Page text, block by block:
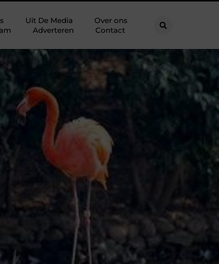
Uit De Media
Over ons
Adverteren Contact